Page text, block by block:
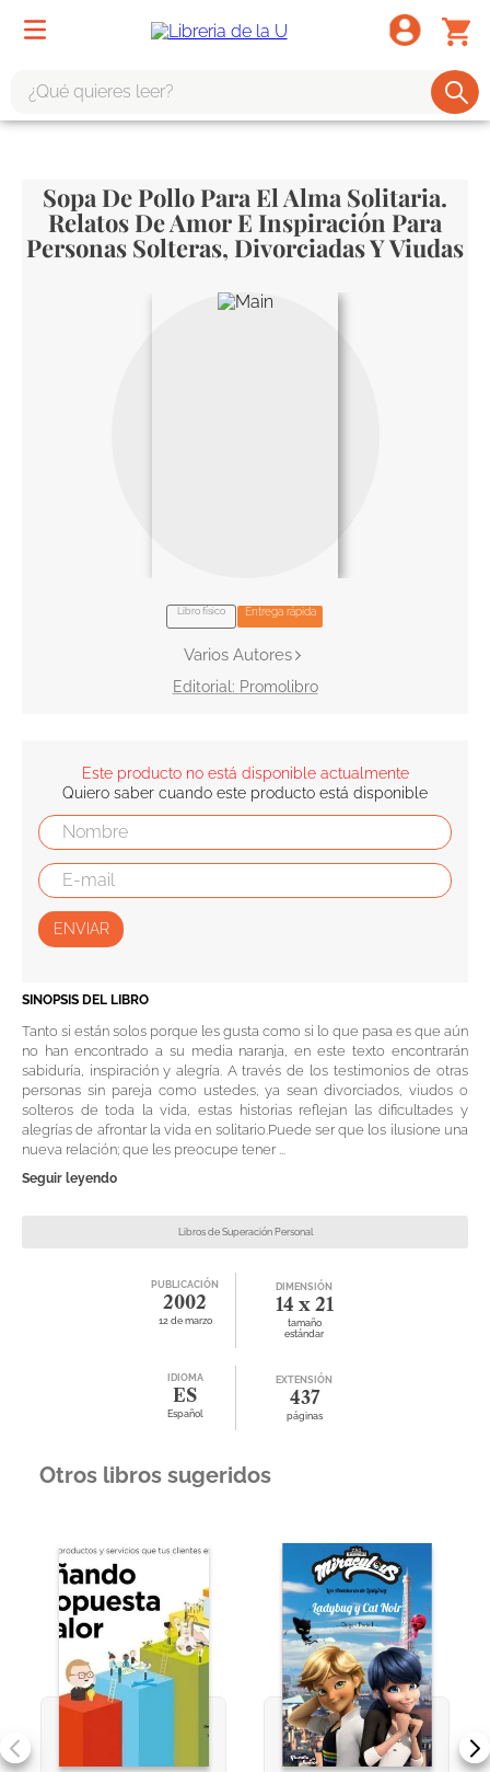
Sopa De Pollo Para El Alma Solitaria.
Relatos De Amor E Inspiración Para
Personas Solteras, Divorciadas Y Viudas
Libro físico Entrega rápida
Varios Autores
Promolibro
Este producto no está disponible actualmente
Quiero saber cuando este producto está disponible
ENVIAR
SINOPSIS DEL LIBRO
Tanto si están solos porque les gusta como si lo que pasa es que aún
no han encontrado a su media naranja, en este texto encontrarán
sabiduría, inspiración y alegría. A través de los testimonios de otras
personas sin pareja como ustedes, ya sean divorciados, viudos o
solteros de toda la vida, estas historias reflejan las dificultades y
alegrías de afrontar la vida en solitario.Puede ser que los ilusione una
nueva relación; que les preocupe tener ...
Seguir leyendo
Libros de Superación Personal
PUBLICACIÓN
2002
12 de marzo
DIMENSIÓN
14 x 21
tamaño
estándar
IDIOMA
ES
Español
EXTENSIÓN
437
páginas
Otros libros sugeridos
2.
tote bag -
3.
harry potter